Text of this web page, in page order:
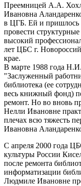
Преемницей А.А.
Ивановна
в ЦГБ. Ей и пришлось
провести
высокий
лет ЦБС г.
крае.
В марте 1988 года
"Заслуженный
библиотека (ее
весь книжный фонд)
ремонт. Но во вновь
Нелли Ивановне
плечах всю тяжесть
Ивановна
С апреля 2000 года
культуры России
после ремонта
информатизации
Людмиле Ивановне